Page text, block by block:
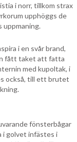
i norr, tillkom strax
upphöggs de
uppmaning.
i en svår brand,
fått taket att fatta
med kupoltak, i
också, till ett brutet
fönsterbågar
i golvet infästes i